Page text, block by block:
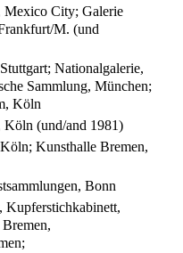
Mexico City; Galerie
M. (und
Nationalgalerie,
Sammlung, München;
Köln
Köln (und/and 1981)
Kunsthalle Bremen,
Bonn
Kupferstichkabinett,